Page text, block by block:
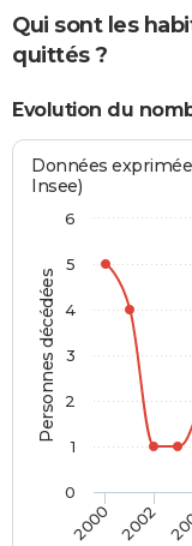
Qui sont les
quittés ?
Evolution du
Personnes décédées
Données
Insee)
2000 2002
0
1
2
3
4
5
6